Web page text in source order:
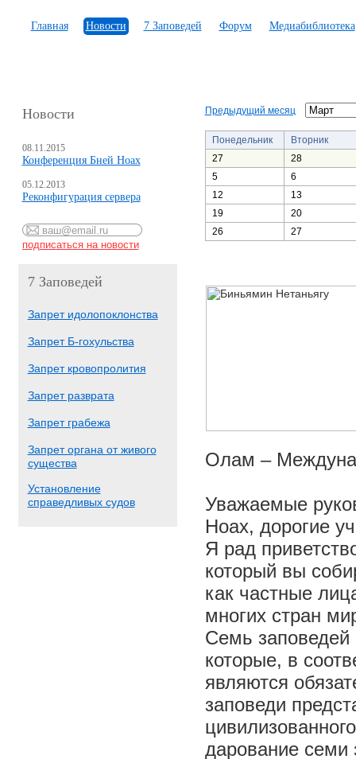
Главная Новости 7 Заповедей Форум Медиабиблиотека
Новости
08.11.2015
Конференция Бней Ноах
05.12.2013
Реконфигурация сервера
7 Заповедей
Запрет идолопоклонства
Запрет Б-гохульства
Запрет кровопролития
Запрет разврата
Запрет грабежа
Запрет органа от живого
существа
Установление
справедливых судов
Предыдущий месяц
Понедельник
Вторник
27
28
5
6
12
13
19
20
26
27
Олам –
Уважаемые
Ноах, дорогие
Я рад
который вы
как частные
многих стран
Семь заповедей
которые, в
являются
заповеди
дарование семи